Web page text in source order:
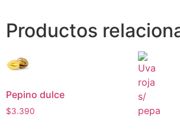
Productos
Pepino dulce
$3.390